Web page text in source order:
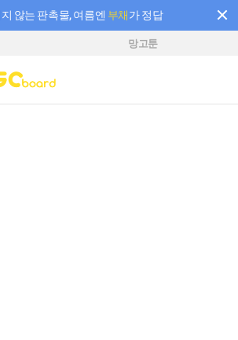
않는 판촉물, 여름엔 부채가 정답
끊김 없이 작업하세요! 새로워진 AI 부스터 요금제
망고툰